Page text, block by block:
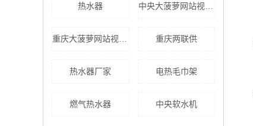
热水器
重庆两联供
热水器厂家 电热毛巾架
燃气热水器 中央软水机